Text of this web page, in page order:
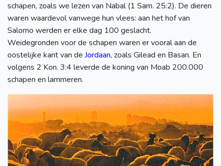
schapen, zoals we lezen van Nabal (1 Sam. 25:2). De dieren
waren waardevol vanwege hun vlees: aan het hof van
Salomo werden er elke dag 100 geslacht.
Weidegronden voor de schapen waren er vooral aan de
oostelijke kant van de Jordaan, zoals Gilead en Basan. En
volgens 2 Kon. 3:4 leverde de koning van Moab 200.000
schapen en lammeren.